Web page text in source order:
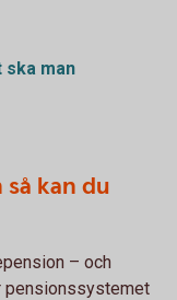
ska man
kan du
– och
pensionssystemet